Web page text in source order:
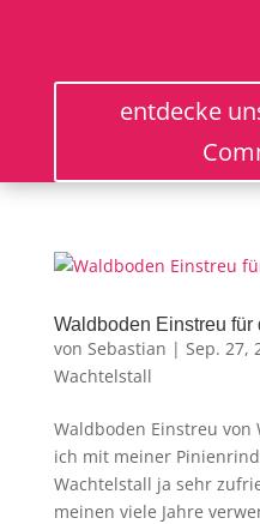
entdecke
Waldboden Einstreu für
von Sebastian | Sep. 27,
Wachtelstall
Waldboden Einstreu von
ich mit meiner
Wachtelstall ja sehr
meinen viele Jahre